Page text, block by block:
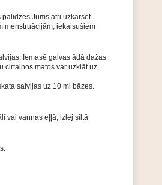
Jums ātri uzkarsēt
menstruācijām, iekaisušiem
Iemasē galvas ādā dažas
cirtainos matos var uzklāt uz
salvijas uz 10 ml bāzes.
vai vannas eļļā, izlej siltā